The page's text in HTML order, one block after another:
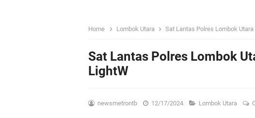
Home Lombok Utara Sat Lantas Polres Lombok
Sat Lantas Polres Lombok
LightW
newsmetrontb 12/17/2024 Lombok Utara